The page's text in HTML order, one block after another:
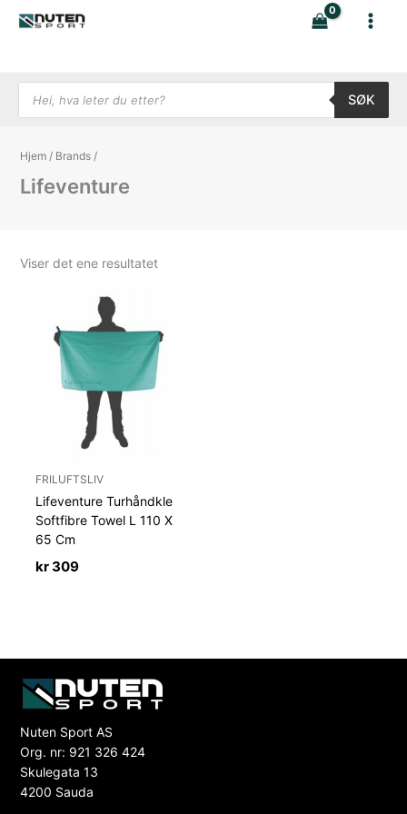
rett
Products search
SØK
Hjem / Brands /
Lifeventure
Viser det ene resultatet
FRILUFTSLIV
Lifeventure Turhåndkle
Softfibre Towel L 110 X
65 Cm
kr309
Nuten Sport AS
Org. nr: 921 326 424
Skulegata 13
4200 Sauda